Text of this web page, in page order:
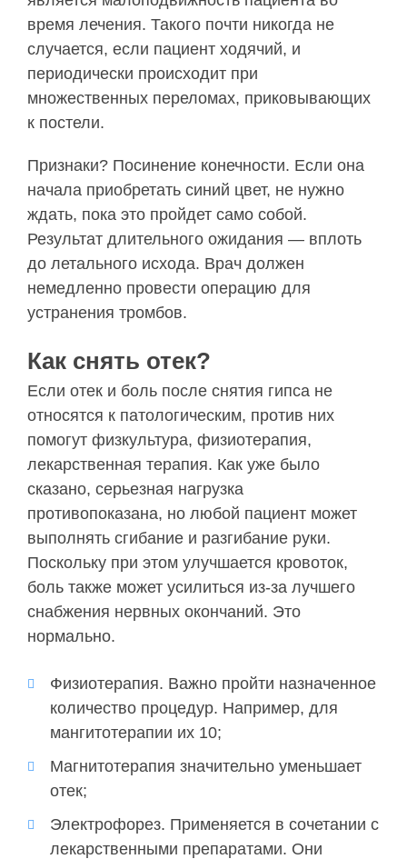
время лечения. Такого почти никогда не
случается, если пациент ходячий, и
периодически происходит при
множественных переломах, приковывающих
к постели.
Признаки? Посинение конечности. Если она
начала приобретать синий цвет, не нужно
ждать, пока это пройдет само собой.
Результат длительного ожидания — вплоть
до летального исхода. Врач должен
немедленно провести операцию для
устранения тромбов.
Как снять отек?
Если отек и боль после снятия гипса не
относятся к патологическим, против них
помогут физкультура, физиотерапия,
лекарственная терапия. Как уже было
сказано, серьезная нагрузка
противопоказана, но любой пациент может
выполнять сгибание и разгибание руки.
Поскольку при этом улучшается кровоток,
боль также может усилиться из-за лучшего
снабжения нервных окончаний. Это
нормально.
Физиотерапия. Важно пройти назначенное
количество процедур. Например, для
мангитотерапии их 10;
Магнитотерапия значительно уменьшает
отек;
Электрофорез. Применяется в сочетании с
лекарственными препаратами. Они